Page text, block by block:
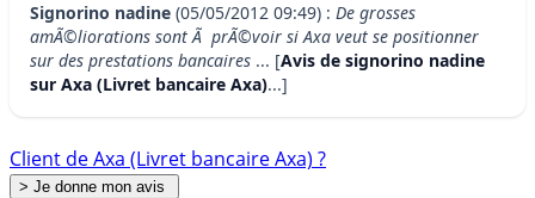
Signorino nadine (05/05/2012 09:49) : De grosses
amÃ©liorations sont Ã prÃ©voir si Axa veut se positionner
sur des prestations bancaires ... [Avis de signorino nadine
sur Axa (Livret bancaire Axa)...]
Client de Axa (Livret bancaire Axa) ?